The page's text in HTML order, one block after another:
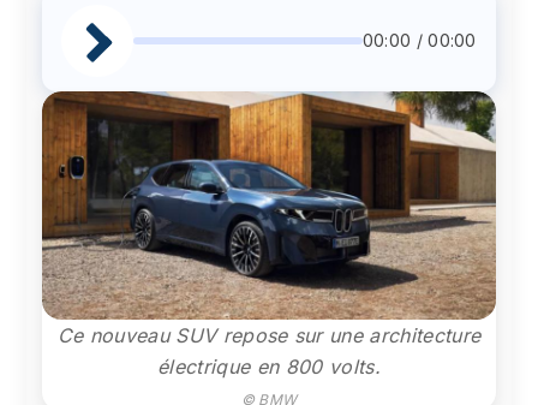
00:00 / 00:00
Ce nouveau SUV repose sur une architecture
électrique en 800 volts.
© BMW